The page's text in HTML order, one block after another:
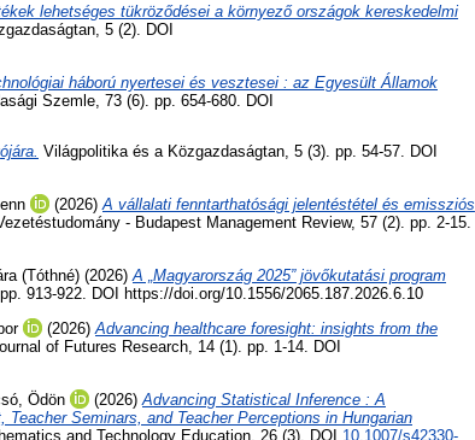
lehetséges tükröződései a környező országok kereskedelmi
5 (2). DOI
háború nyertesei és vesztesei : az Egyesült Államok
Szemle, 73 (6). pp. 654-680. DOI
Világpolitika és a Közgazdaságtan, 5 (3). pp. 54-57. DOI
(2026)A vállalati fenntarthatósági jelentéstétel és emissziós
- Budapest Management Review, 57 (2). pp. 2-15.
(Tóthné) (2026)A „Magyarország 2025” jövőkutatási program
913-922. DOI https://doi.org/10.1556/2065.187.2026.6.10
(2026) Advancing healthcare foresight: insights from the
of Futures Research, 14 (1). pp. 1-14. DOI
Ödön (2026) Advancing Statistical Inference : A
Seminars, and Teacher Perceptions in Hungarian
and Technology Education, 26 (3). DOI 10.1007/s42330-